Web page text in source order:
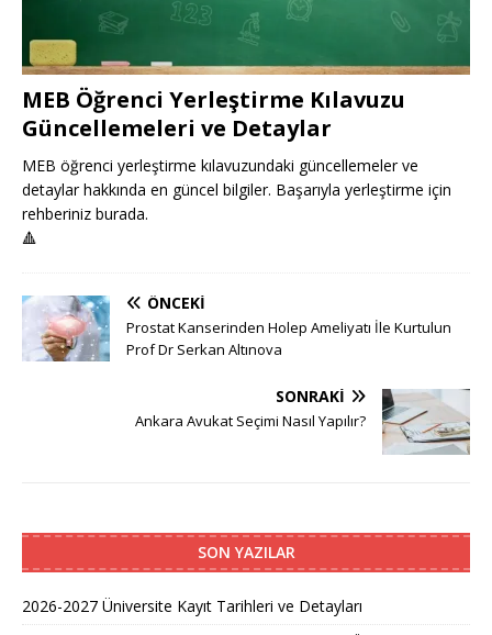
MEB Öğrenci Yerleştirme Kılavuzu
Güncellemeleri ve Detaylar
MEB öğrenci yerleştirme kılavuzundaki güncellemeler ve
detaylar hakkında en güncel bilgiler. Başarıyla yerleştirme için
rehberiniz burada.
🔺
ÖNCEKI
Prostat Kanserinden Holep Ameliyatı İle Kurtulun
Prof Dr Serkan Altınova
SONRAKI
Ankara Avukat Seçimi Nasıl Yapılır?
SON YAZILAR
2026-2027 Üniversite Kayıt Tarihleri ve Detayları